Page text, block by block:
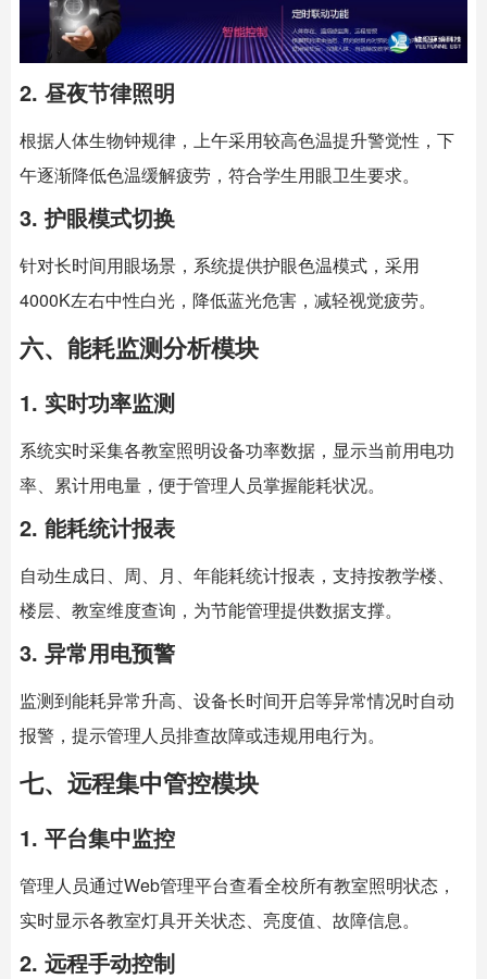
2. 昼夜节律照明
根据人体生物钟规律，上午采用较高色温提升警觉性，下
午逐渐降低色温缓解疲劳，符合学生用眼卫生要求。
3. 护眼模式切换
针对长时间用眼场景，系统提供护眼色温模式，采用
4000K左右中性白光，降低蓝光危害，减轻视觉疲劳。
六、能耗监测分析模块
1. 实时功率监测
系统实时采集各教室照明设备功率数据，显示当前用电功
率、累计用电量，便于管理人员掌握能耗状况。
2. 能耗统计报表
自动生成日、周、月、年能耗统计报表，支持按教学楼、
楼层、教室维度查询，为节能管理提供数据支撑。
3. 异常用电预警
监测到能耗异常升高、设备长时间开启等异常情况时自动
报警，提示管理人员排查故障或违规用电行为。
七、远程集中管控模块
1. 平台集中监控
管理人员通过Web管理平台查看全校所有教室照明状态，
实时显示各教室灯具开关状态、亮度值、故障信息。
2. 远程手动控制